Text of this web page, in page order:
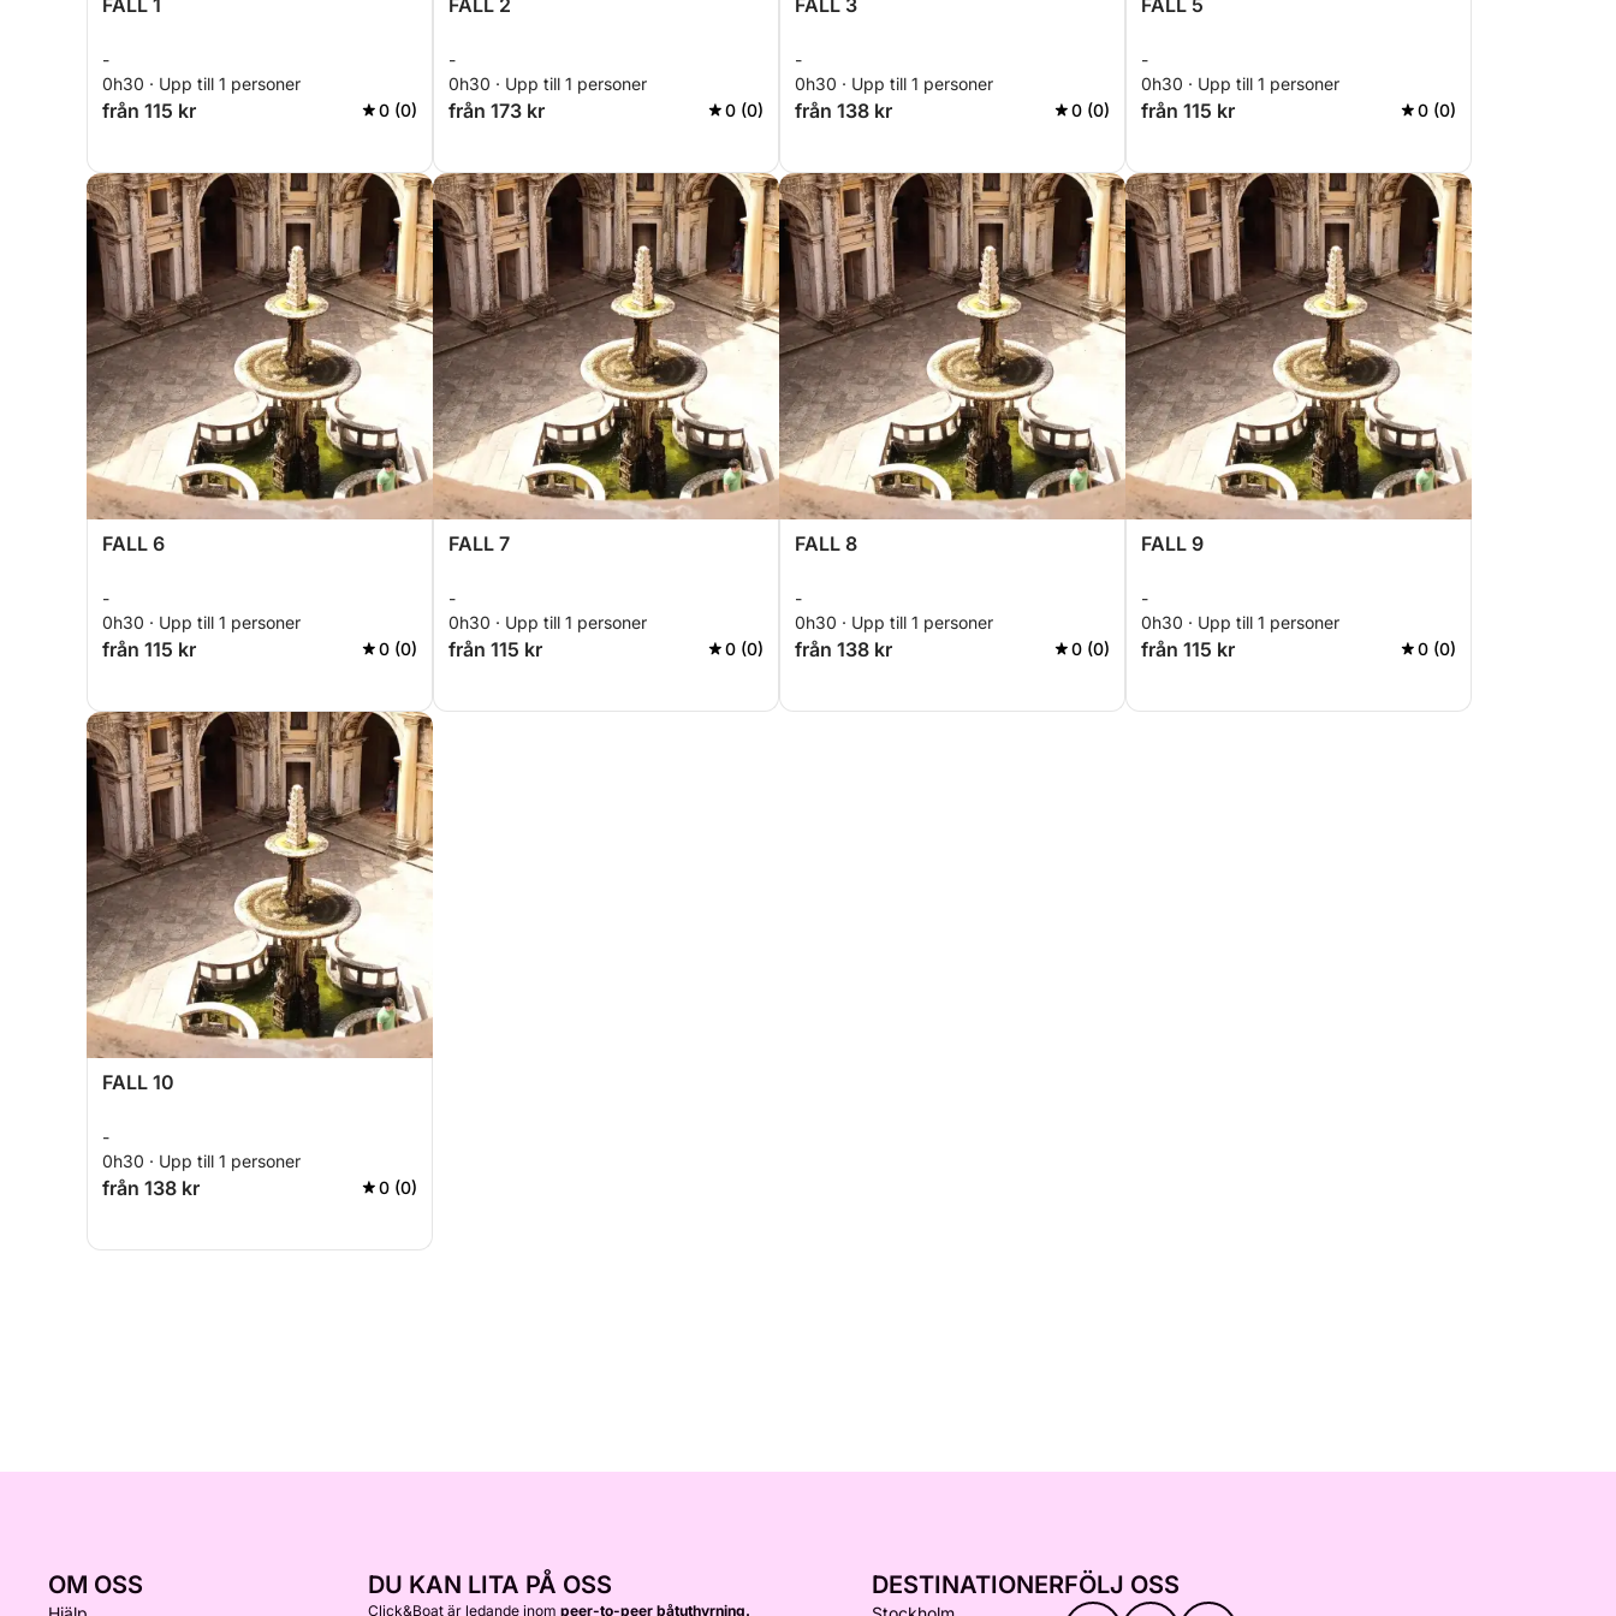
FALL 1
-
0h30 · Upp till 1 personer
från 115 kr 0 (0)
FALL 2
-
0h30 · Upp till 1 personer
från 173 kr 0 (0)
FALL 3
-
0h30 · Upp till 1 personer
från 138 kr 0 (0)
FALL 5
-
0h30 · Upp till 1 personer
från 115 kr 0 (0)
FALL 6
-
0h30 · Upp till 1 personer
från 115 kr 0 (0)
FALL 7
-
0h30 · Upp till 1 personer
från 115 kr 0 (0)
FALL 8
-
0h30 · Upp till 1 personer
från 138 kr 0 (0)
FALL 9
-
0h30 · Upp till 1 personer
från 115 kr 0 (0)
FALL 10
-
0h30 · Upp till 1 personer
från 138 kr 0 (0)
OM OSS DU KAN LITA PÅ OSS
Click&Boat är ledande inom peer-to-peer båtuthyrning.
DESTINATIONERFÖLJ OSS